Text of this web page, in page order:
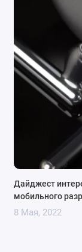
Дайджест
мобильного
8 Мая, 2022